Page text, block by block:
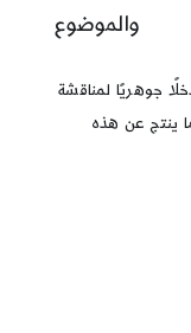
والموضوع
جوهريًا لمناقشة
ينتج عن هذه